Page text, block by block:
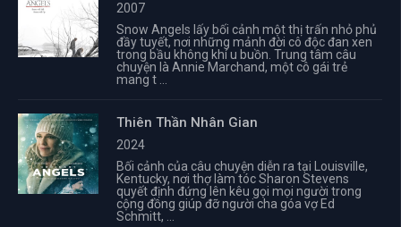
2007
Snow Angels lấy bối cảnh một thị trấn nhỏ phủ
đầy tuyết, nơi những mảnh đời cô độc đan xen
trong bầu không khí u buồn. Trung tâm câu
chuyện là Annie Marchand, một cô gái trẻ
mang t ...
Thiên Thần Nhân Gian
2024
Bối cảnh của câu chuyện diễn ra tại Louisville,
Kentucky, nơi thợ làm tóc Sharon Stevens
quyết định đứng lên kêu gọi mọi người trong
cộng đồng giúp đỡ người cha góa vợ Ed
Schmitt, ...